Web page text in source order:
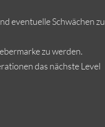
eventuelle Schwächen zu
zu werden.
das nächste Level